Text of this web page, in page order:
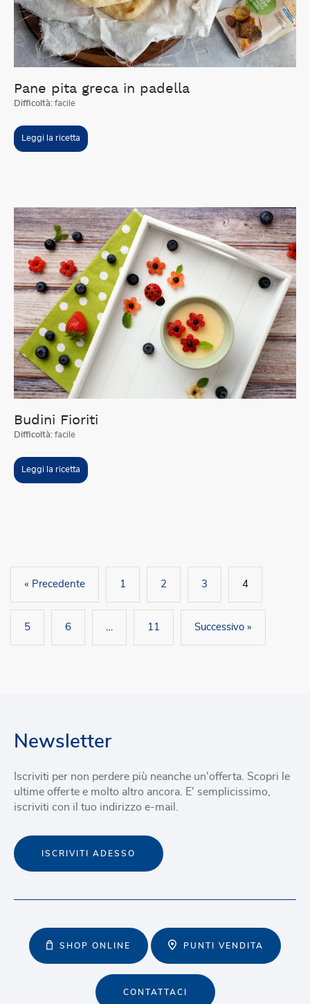
Pane pita greca in padella
Difficoltà: facile
Leggi la ricetta
Budini Fioriti
Difficoltà: facile
Leggi la ricetta
« Precedente 1 2 3 4
5 6 11 Successivo »
Newsletter
Iscriviti per non perdere più neanche un'offerta. Scopri le
ultime offerte e molto altro ancora. E' semplicissimo,
iscriviti con il tuo indirizzo e-mail.
ISCRIVITI ADESSO
SHOP ONLINE PUNTI VENDITA
CONTATTACI